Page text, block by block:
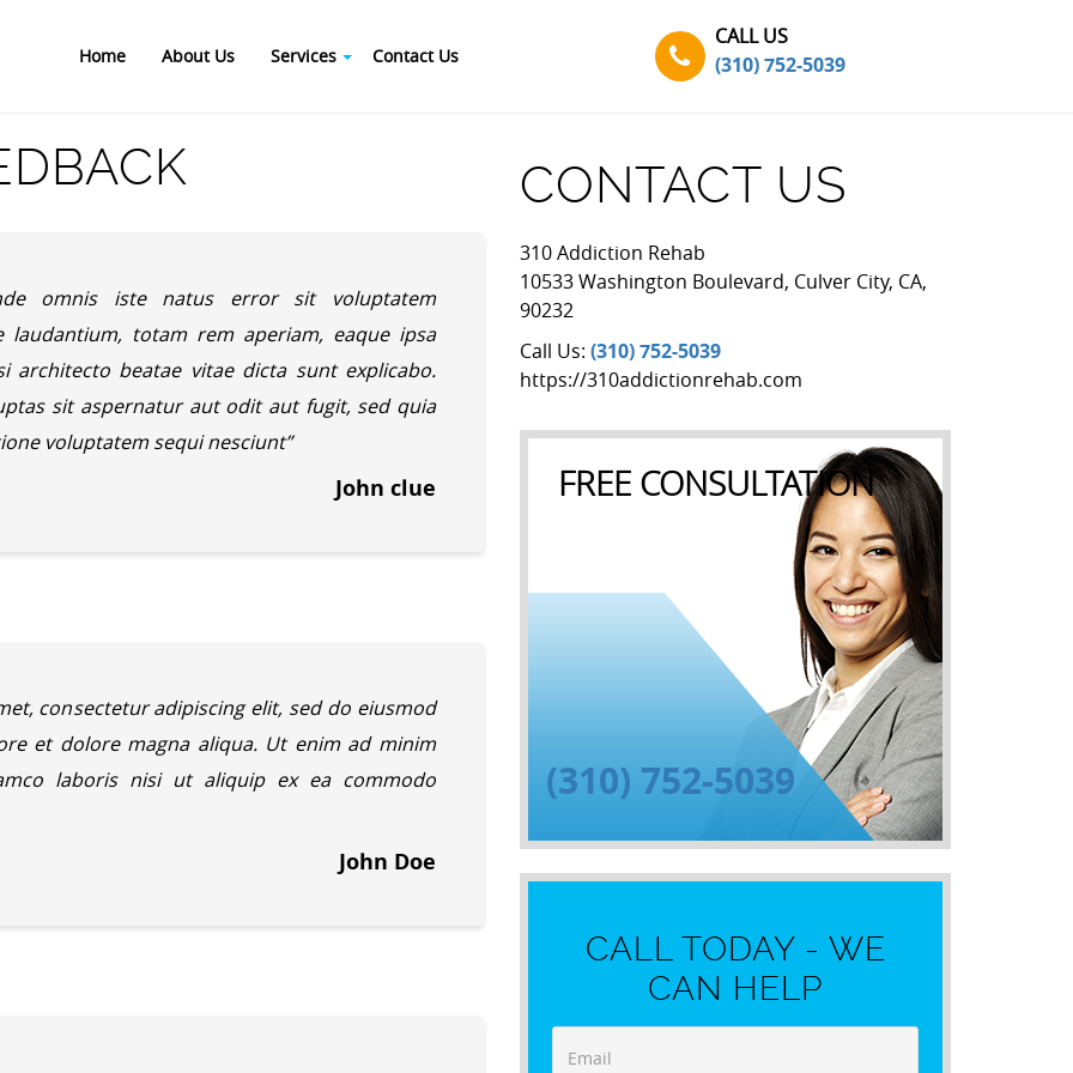
Home About Us Services Contact Us
CALL US
(310) 752-5039
omnis iste natus error sit voluptatem
laudantium, totam rem aperiam, eaque ipsa
beatae vitae dicta sunt explicabo.
sit aspernatur aut odit aut fugit, sed quia
voluptatem sequi nesciunt”
John clue
consectetur adipiscing elit, sed do eiusmod
et dolore magna aliqua. Ut enim ad minim
laboris nisi ut aliquip ex ea commodo
John Doe
CONTACT US
310 Addiction Rehab
10533 Washington Boulevard, Culver City, CA,
90232
Call Us: (310) 752-5039
https://310addictionrehab.com
FREE CONSULTATION
(310) 752-5039
CALL TODAY - WE
CAN HELP